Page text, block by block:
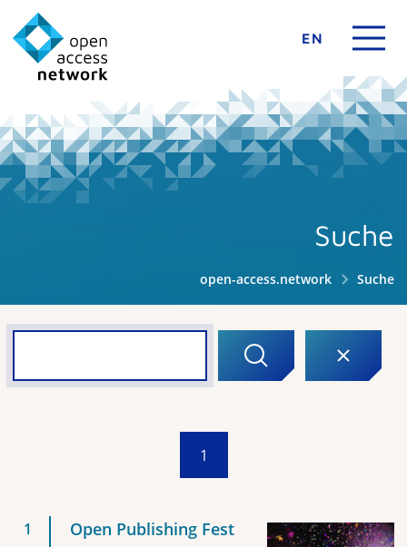
EN
Suche
open-access.network Suche
1
Open Publishing Fest